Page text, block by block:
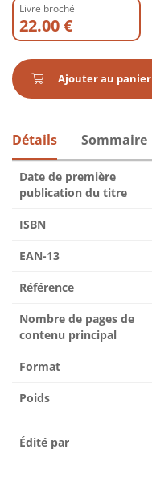
Livre broché
22.00 €
Ajouter au panier
Détails Sommaire
Date de première
publication du titre
ISBN
EAN-13
Référence
Nombre de pages de
contenu principal
Format
Poids
Édité par